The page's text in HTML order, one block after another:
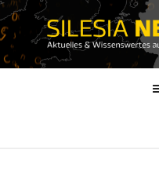
Zum
Inhalt
springen